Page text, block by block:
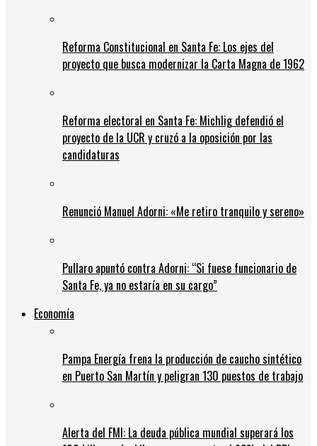
Reforma Constitucional en Santa Fe: Los ejes del
proyecto que busca modernizar la Carta Magna de 1962
Reforma electoral en Santa Fe: Michlig defendió el
proyecto de la UCR y cruzó a la oposición por las
candidaturas
Renunció Manuel Adorni: «Me retiro tranquilo y sereno»
Pullaro apuntó contra Adorni: “Si fuese funcionario de
Santa Fe, ya no estaría en su cargo”
Economía
Pampa Energía frena la producción de caucho sintético
en Puerto San Martín y peligran 130 puestos de trabajo
Alerta del FMI: La deuda pública mundial superará los